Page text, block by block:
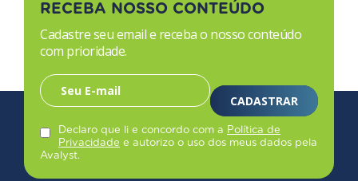
RECEBA NOSSO CONTEÚDO
Cadastre seu email e receba o nosso conteúdo
com prioridade.
CADASTRAR
Declaro que li e concordo com a Política de
Privacidade e autorizo o uso dos meus dados pela
Avalyst.